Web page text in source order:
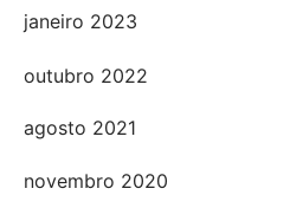
janeiro 2023
outubro 2022
agosto 2021
novembro 2020